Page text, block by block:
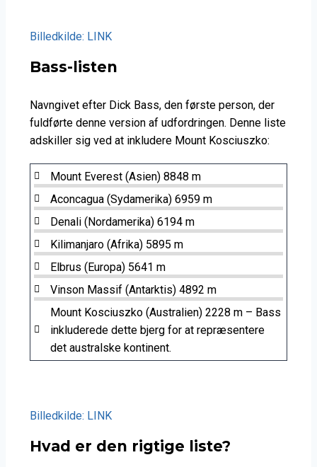
Billedkilde: LINK
Bass-listen
Navngivet efter Dick Bass, den første person, der
fuldførte denne version af udfordringen. Denne liste
adskiller sig ved at inkludere Mount Kosciuszko:
Mount Everest (Asien) 8848 m
Aconcagua (Sydamerika) 6959 m
Denali (Nordamerika) 6194 m
Kilimanjaro (Afrika) 5895 m
Elbrus (Europa) 5641 m
Vinson Massif (Antarktis) 4892 m
Mount Kosciuszko (Australien) 2228 m – Bass
inkluderede dette bjerg for at repræsentere
det australske kontinent.
Billedkilde: LINK
Hvad er den rigtige liste?